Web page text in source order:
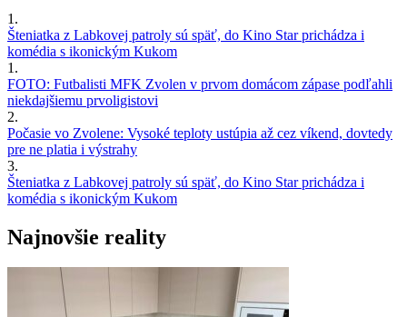
1.
Šteniatka z Labkovej patroly sú späť, do Kino Star prichádza i
komédia s ikonickým Kukom
1.
FOTO: Futbalisti MFK Zvolen v prvom domácom zápase podľahli
niekdajšiemu prvoligistovi
2.
Počasie vo Zvolene: Vysoké teploty ustúpia až cez víkend, dovtedy
pre ne platia i výstrahy
3.
Šteniatka z Labkovej patroly sú späť, do Kino Star prichádza i
komédia s ikonickým Kukom
Najnovšie reality